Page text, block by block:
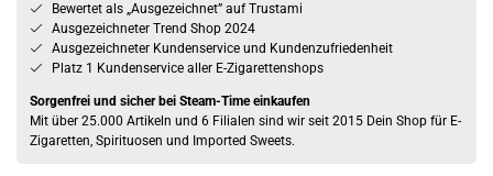
Bewertet als „Ausgezeichnet” auf Trustami
Ausgezeichneter Trend Shop 2024
Ausgezeichneter Kundenservice und Kundenzufriedenheit
Platz 1 Kundenservice aller E-Zigarettenshops
Sorgenfrei und sicher bei Steam-Time einkaufen
Mit über 25.000 Artikeln und 6 Filialen sind wir seit 2015 Dein Shop für E-
Zigaretten, Spirituosen und Imported Sweets.